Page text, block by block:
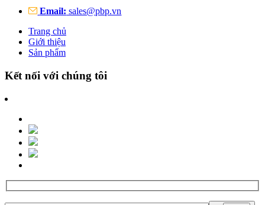
Email: sales@pbp.vn
Trang chủ
Giới thiệu
Sản phẩm
Kết nối với chúng tôi